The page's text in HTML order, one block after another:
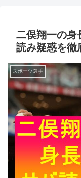
二俣翔一の身
読み疑惑を徹
スポーツ選手